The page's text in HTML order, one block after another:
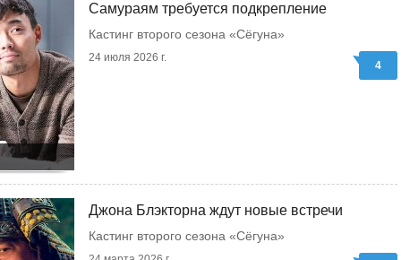
Самураям требуется подкрепление
Кастинг второго сезона «Сёгуна»
24 июля 2026 г.
4
Джона Блэкторна ждут новые встречи
Кастинг второго сезона «Сёгуна»